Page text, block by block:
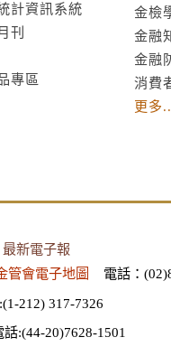
計資訊系統
刊
專區
金檢
金融
金融
消費
更多
最新電子報
管會電子地圖 電話：
212) 317-7326
:(44-20)7628-1501